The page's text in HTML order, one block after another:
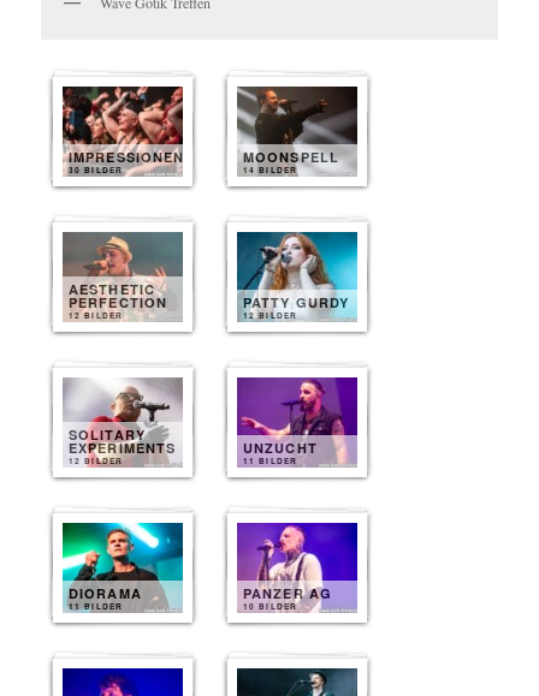
IMPRESSIONEN
30 BILDER
MOONSPELL
14 BILDER
AESTHETIC
PERFECTION
12 BILDER
PATTY GURDY
12 BILDER
SOLITARY
EXPERIMENTS
12 BILDER
UNZUCHT
11 BILDER
DIORAMA
11 BILDER
PANZER AG
10 BILDER